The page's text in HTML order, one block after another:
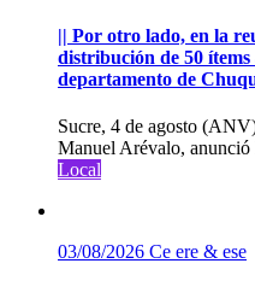
|| Por otro lado, en la
distribución de 50
departamento de
Sucre, 4 de agosto
Manuel Arévalo, anunció
Local
03/08/2026 Ce ere & ese